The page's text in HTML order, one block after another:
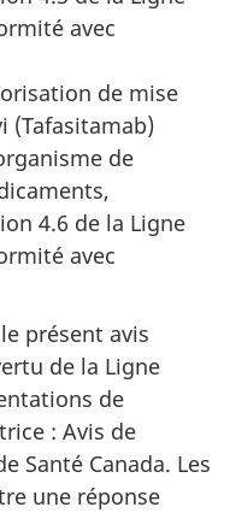
avec
de mise
(Tafasitamab)
de
4.6 de la Ligne
avec
présent avis
de la Ligne
de
: Avis de
Santé Canada. Les
une réponse